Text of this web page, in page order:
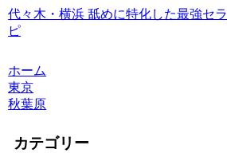
代々木・横浜 舐めに特化した最強セラ
ピ
ホーム
東京
秋葉原
カテゴリー